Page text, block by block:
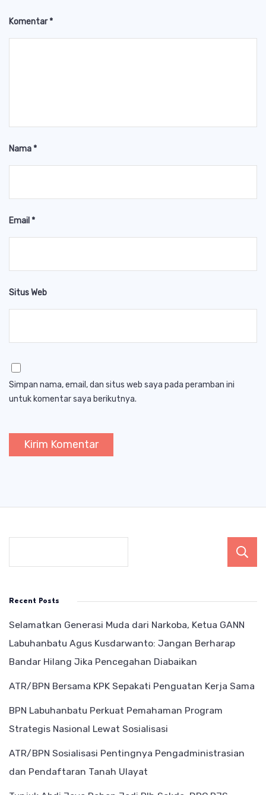
Komentar*
Nama*
Email *
Situs Web
Simpan nama, email, dan situs web saya pada peramban ini
untuk komentar saya berikutnya.
Recent Posts
Selamatkan Generasi Muda dari Narkoba, Ketua GANN
Labuhanbatu Agus Kusdarwanto: Jangan Berharap
Bandar Hilang Jika Pencegahan Diabaikan
ATR/BPN Bersama KPK Sepakati Penguatan Kerja Sama
BPN Labuhanbatu Perkuat Pemahaman Program
Strategis Nasional Lewat Sosialisasi
ATR/BPN Sosialisasi Pentingnya Pengadministrasian
dan Pendaftaran Tanah Ulayat